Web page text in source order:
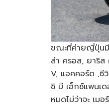
ขณะที่ค่ายญี่ปุ่นมี
ล่า ครอส, ยาริ
V, แอคคอร์ด ,
ชิ มี เอ็กซ์แพนเ
หมดไม่ว่าจะ เม